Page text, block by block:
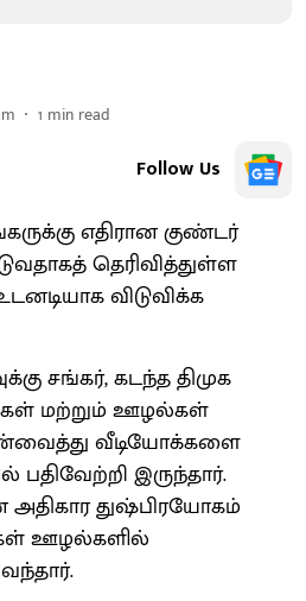
1 min read
Follow Us
எதிரான குண்டர்
தெரிவித்துள்ள
விடுவிக்க
சங்கர், கடந்த திமுக
மற்றும் ஊழல்கள்
வீடியோக்களை
பதிவேற்றி இருந்தார்.
அதிகார துஷ்பிரயோகம்
ஊழல்களில்